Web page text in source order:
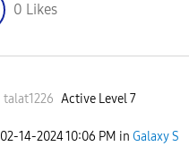
0 Likes
talat1226 Active Level 7
‎02-14-202410:06 PM in Galaxy S